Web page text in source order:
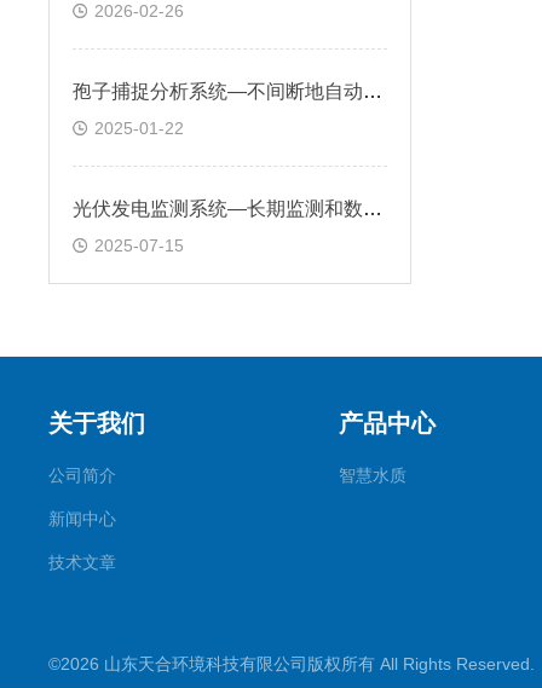
2026-02-26
孢子捕捉分析系统—不间断地自动捕捉空气中的孢子，做好农作物病害监测
2025-01-22
光伏发电监测系统—长期监测和数据分析把握气候变化趋势，做好防灾减灾
2025-07-15
关于我们
公司简介
新闻中心
技术文章
产品中心
智慧水质
©2026 山东天合环境科技有限公司版权所有 All Rights